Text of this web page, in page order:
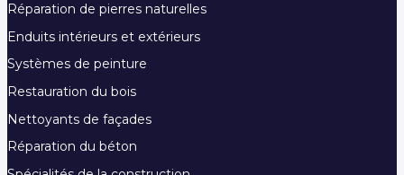
Réparation de pierres naturelles
Enduits intérieurs et extérieurs
Systèmes de peinture
Restauration du bois
Nettoyants de façades
Réparation du béton